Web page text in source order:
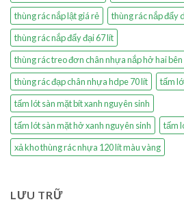
thùng rác nắp lật giá rẻ
thùng rác nắp đẩy
thùng rác nắp đẩy đại 67 lít
thùng rác treo đơn chân nhựa nắp hở hai
thùng rác đạp chân nhựa hdpe 70 lít
tấm
tấm lót sàn mặt bít xanh nguyên sinh
tấm lót sàn mặt hở xanh nguyên sinh
tấm
xả kho thùng rác nhựa 120 lít màu vàng
LƯU TRỮ